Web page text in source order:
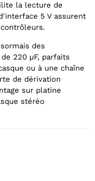
la lecture de
5 V assurent
des
220 µF, parfaits
ou à une chaîne
de dérivation
sur platine
stéréo